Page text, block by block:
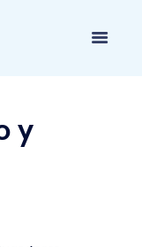
y